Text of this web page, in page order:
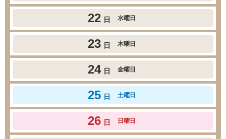
22 日 水曜日
23 日 木曜日
24 日 金曜日
25 日 土曜日
26 日 日曜日